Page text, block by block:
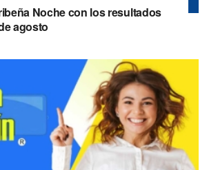
Noche con los resultados
agosto